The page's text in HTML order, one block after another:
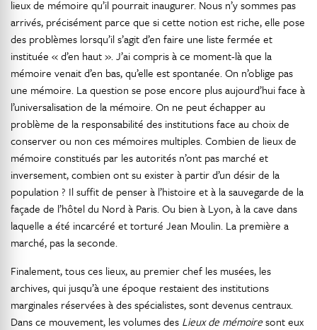
lieux de mémoire qu’il pourrait inaugurer. Nous n’y sommes pas
arrivés, précisément parce que si cette notion est riche, elle pose
des problèmes lorsqu’il s’agit d’en faire une liste fermée et
instituée « d’en haut ». J’ai compris à ce moment-là que la
mémoire venait d’en bas, qu’elle est spontanée. On n’oblige pas
une mémoire. La question se pose encore plus aujourd’hui face à
l’universalisation de la mémoire. On ne peut échapper au
problème de la responsabilité des institutions face au choix de
conserver ou non ces mémoires multiples. Combien de lieux de
mémoire constitués par les autorités n’ont pas marché et
inversement, combien ont su exister à partir d’un désir de la
population ? Il suffit de penser à l’histoire et à la sauvegarde de la
façade de l’hôtel du Nord à Paris. Ou bien à Lyon, à la cave dans
laquelle a été incarcéré et torturé Jean Moulin. La première a
marché, pas la seconde.
Finalement, tous ces lieux, au premier chef les musées, les
archives, qui jusqu’à une époque restaient des institutions
marginales réservées à des spécialistes, sont devenus centraux.
Dans ce mouvement, les volumes des Lieux de mémoiresont eux